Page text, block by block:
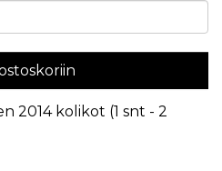
2014 kolikot (1 snt - 2